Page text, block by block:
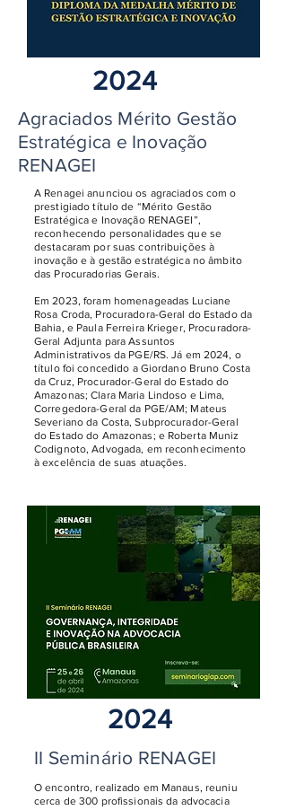
2024
Agraciados Mérito Gestão
Estratégica e Inovação
RENAGEI
A Renagei anunciou os agraciados com o
prestigiado título de “Mérito Gestão
Estratégica e Inovação RENAGEI”,
reconhecendo personalidades que se
destacaram por suas contribuições à
inovação e à gestão estratégica no âmbito
das Procuradorias Gerais.
Em 2023, foram homenageadas Luciane
Rosa Croda, Procuradora-Geral do Estado da
Bahia, e Paula Ferreira Krieger, Procuradora-
Geral Adjunta para Assuntos
Administrativos da PGE/RS. Já em 2024, o
título foi concedido a Giordano Bruno Costa
da Cruz, Procurador-Geral do Estado do
Amazonas; Clara Maria Lindoso e Lima,
Corregedora-Geral da PGE/AM; Mateus
Severiano da Costa, Subprocurador-Geral
do Estado do Amazonas; e Roberta Muniz
Codignoto, Advogada, em reconhecimento
à excelência de suas atuações.
2024
II Seminário RENAGEI
O encontro, realizado em Manaus, reuniu
cerca de 300 profissionais da advocacia